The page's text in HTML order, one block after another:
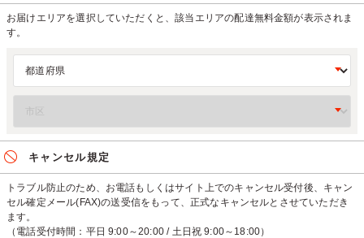
お届けエリアを選択していただくと、該当エリアの配達無料金額が表示されま
す。
キャンセル規定
トラブル防止のため、お電話もしくはサイト上でのキャンセル受付後、キャン
セル確定メール(FAX)の送受信をもって、正式なキャンセルとさせていただき
ます。
（電話受付時間：平日 9:00～20:00 / 土日祝 9:00～18:00）